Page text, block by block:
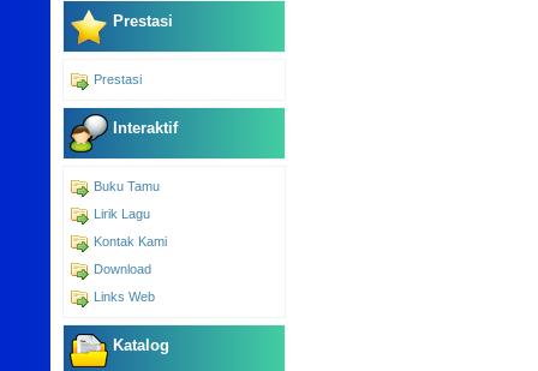
Prestasi
Prestasi
Interaktif
Buku Tamu
Lirik Lagu
Kontak Kami
Download
Links Web
Katalog